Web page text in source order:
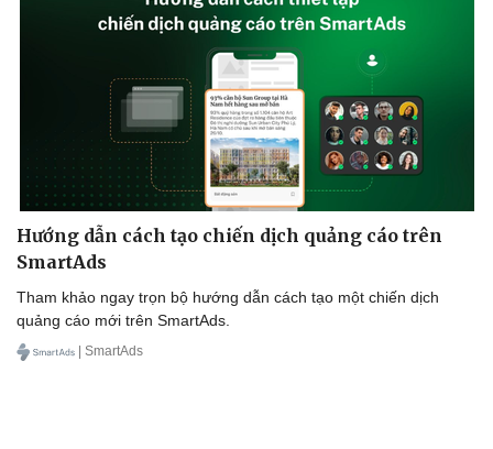
Hướng dẫn cách tạo chiến dịch quảng cáo trên
SmartAds
Tham khảo ngay trọn bộ hướng dẫn cách tạo một chiến dịch
quảng cáo mới trên SmartAds.
| SmartAds